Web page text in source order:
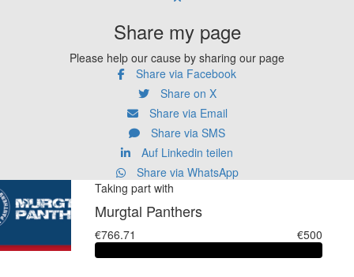
Share my page
Please help our cause by sharing our page
Share via Facebook
Share on X
Share via Email
Share via SMS
Auf Linkedin teilen
Share via WhatsApp
Taking part with
Murgtal Panthers
€766.71 €500